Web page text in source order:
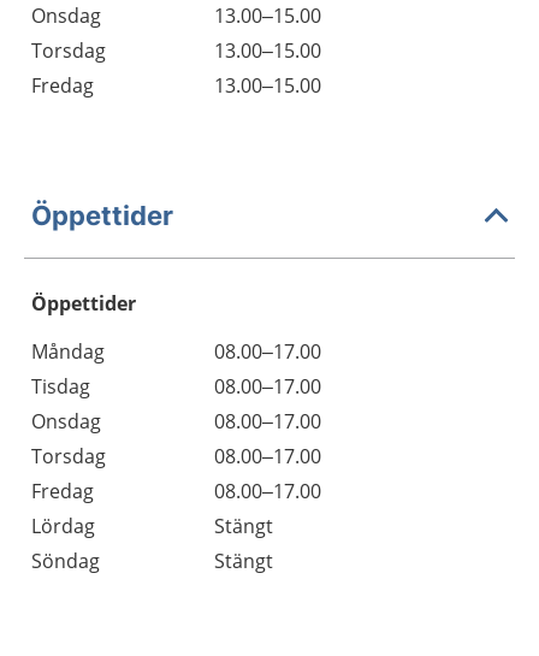
Onsdag
13.00–15.00
Torsdag
13.00–15.00
Fredag
13.00–15.00
Öppettider
Öppettider
Dag
Öppettider
Kommentarer
Måndag
08.00–17.00
Tisdag
08.00–17.00
Onsdag
08.00–17.00
Torsdag
08.00–17.00
Fredag
08.00–17.00
Lördag
Stängt
Söndag
Stängt